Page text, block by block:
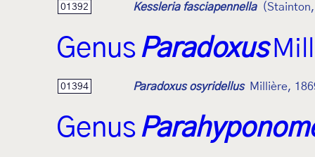
01392 Kessleria fasciapennella
Genus Paradoxus
01394 Paradoxus osyridellus Millière,
Genus